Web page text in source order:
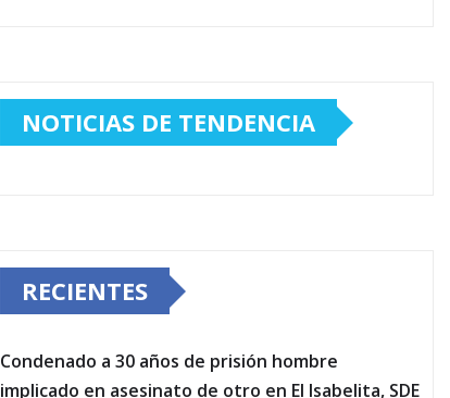
NOTICIAS DE TENDENCIA
RECIENTES
Condenado a 30 años de prisión hombre
implicado en asesinato de otro en El Isabelita, SDE